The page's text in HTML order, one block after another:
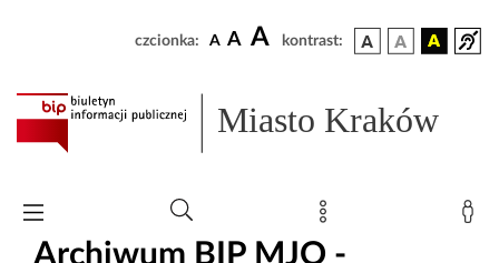
czcionka: A A A kontrast:
Miasto Kraków
Archiwum BIP MJO -